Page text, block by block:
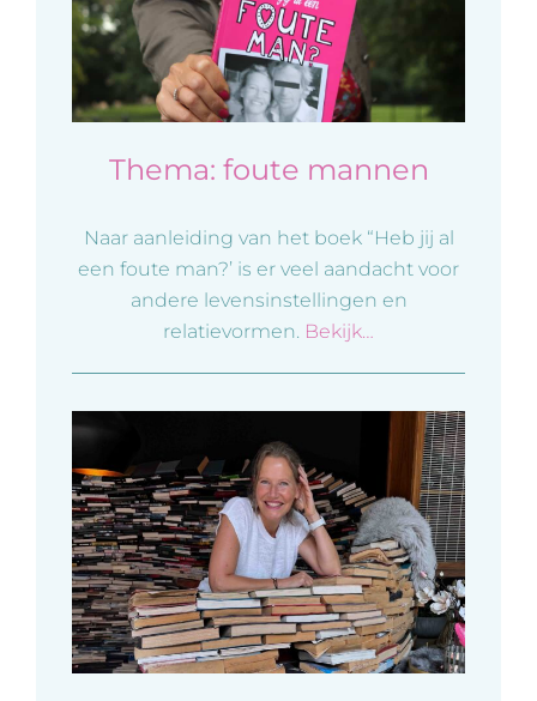
Thema: foute mannen
Naar aanleiding van het boek “Heb jij al
een foute man?’ is er veel aandacht voor
andere levensinstellingen en
relatievormen. Bekijk…